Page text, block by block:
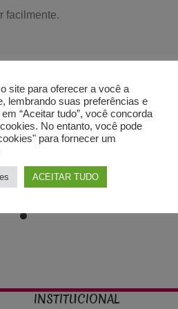
facilmente.
INSTITUCIONAL
site para oferecer a você a
lembrando suas preferências e
“Aceitar tudo”, você concorda
No entanto, você pode
para fornecer um
ACEITAR TUDO